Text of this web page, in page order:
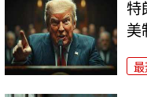
特
美
最